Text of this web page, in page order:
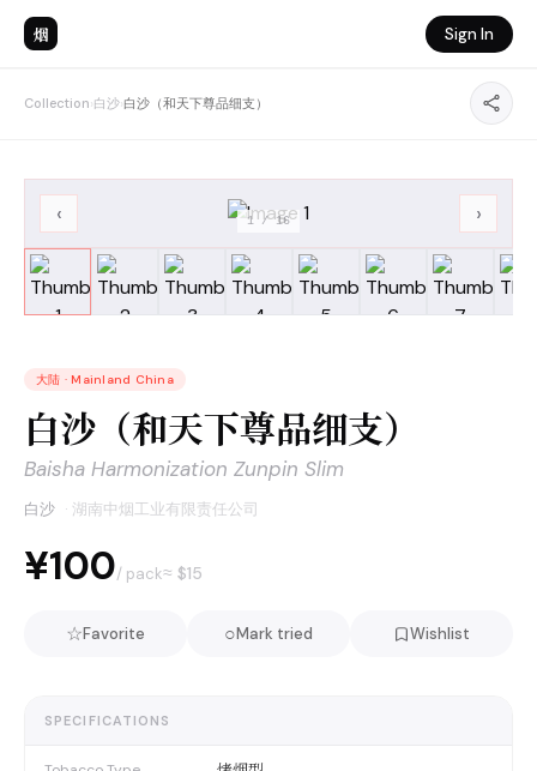
烟 Sign In
Collection›白沙›白沙（和天下尊品细支）
‹ ›
1 /16
大陆 · Mainland China
白沙（和天下尊品细支）
Baisha Harmonization Zunpin Slim
白沙 · 湖南中烟工业有限责任公司
¥100/ pack≈ $15
☆Favorite ○Mark tried Wishlist
SPECIFICATIONS